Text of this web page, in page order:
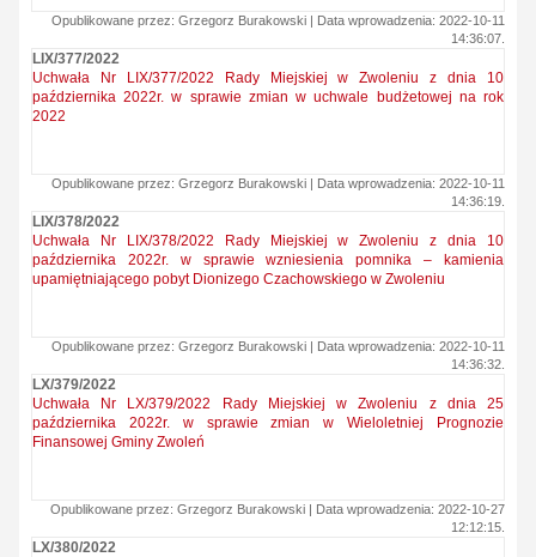
Opublikowane przez: Grzegorz Burakowski | Data wprowadzenia: 2022-10-11
14:36:07.
LIX/377/2022
Uchwała Nr LIX/377/2022 Rady Miejskiej w Zwoleniu z dnia 10
października 2022r. w sprawie zmian w uchwale budżetowej na rok
2022
Opublikowane przez: Grzegorz Burakowski | Data wprowadzenia: 2022-10-11
14:36:19.
LIX/378/2022
Uchwała Nr LIX/378/2022 Rady Miejskiej w Zwoleniu z dnia 10
października 2022r. w sprawie wzniesienia pomnika – kamienia
upamiętniającego pobyt Dionizego Czachowskiego w Zwoleniu
Opublikowane przez: Grzegorz Burakowski | Data wprowadzenia: 2022-10-11
14:36:32.
LX/379/2022
Uchwała Nr LX/379/2022 Rady Miejskiej w Zwoleniu z dnia 25
października 2022r. w sprawie zmian w Wieloletniej Prognozie
Finansowej Gminy Zwoleń
Opublikowane przez: Grzegorz Burakowski | Data wprowadzenia: 2022-10-27
12:12:15.
LX/380/2022